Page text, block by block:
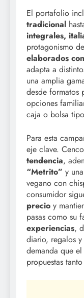
El portafolio
tradicional
integrales,
protagonismo
elaborados
adapta a
una amplia
desde formatos
opciones
caja o bolsa
Para esta
eje clave.
tendencia,
“Metrito” y
vegano con
consumidor
precio y
pasas como su
experiencias,
diario, regalos
demanda que
propuestas